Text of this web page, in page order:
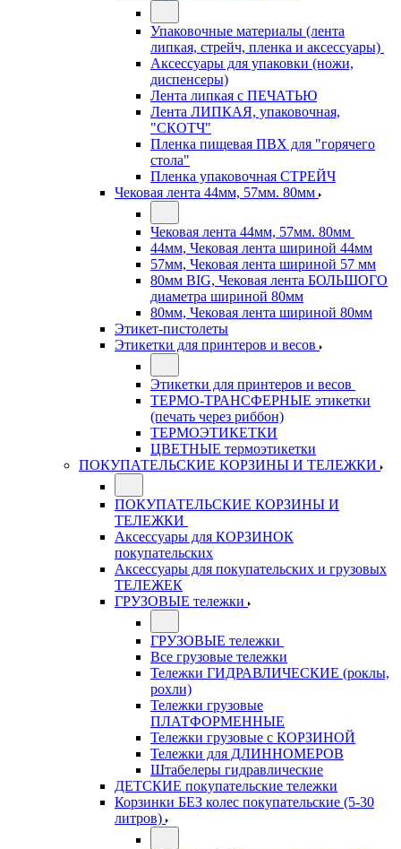
Упаковочные материалы (лента
липкая, стрейч, пленка и аксессуары)
Аксессуары для упаковки (ножи,
диспенсеры)
Лента липкая с ПЕЧАТЬЮ
Лента ЛИПКАЯ, упаковочная,
"СКОТЧ"
Пленка пищевая ПВХ для "горячего
стола"
Пленка упаковочная СТРЕЙЧ
Чековая лента 44мм, 57мм. 80мм
Чековая лента 44мм, 57мм. 80мм
44мм, Чековая лента шириной 44мм
57мм, Чековая лента шириной 57 мм
80мм BIG, Чековая лента БОЛЬШОГО
диаметра шириной 80мм
80мм, Чековая лента шириной 80мм
Этикет-пистолеты
Этикетки для принтеров и весов
Этикетки для принтеров и весов
ТЕРМО-ТРАНСФЕРНЫЕ этикетки
(печать через риббон)
ТЕРМОЭТИКЕТКИ
ЦВЕТНЫЕ термоэтикетки
ПОКУПАТЕЛЬСКИЕ КОРЗИНЫ И ТЕЛЕЖКИ
ПОКУПАТЕЛЬСКИЕ КОРЗИНЫ И
ТЕЛЕЖКИ
Аксессуары для КОРЗИНОК
покупательских
Аксессуары для покупательских и грузовых
ТЕЛЕЖЕК
ГРУЗОВЫЕ тележки
ГРУЗОВЫЕ тележки
Все грузовые тележки
Тележки ГИДРАВЛИЧЕСКИЕ (роклы,
рохли)
Тележки грузовые
ПЛАТФОРМЕННЫЕ
Тележки грузовые с КОРЗИНОЙ
Тележки для ДЛИННОМЕРОВ
Штабелеры гидравлические
ДЕТСКИЕ покупательские тележки
Корзинки БЕЗ колес покупательские (5-30
литров)